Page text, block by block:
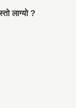
लाग्यो ?